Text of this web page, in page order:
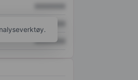
XXXXXXX